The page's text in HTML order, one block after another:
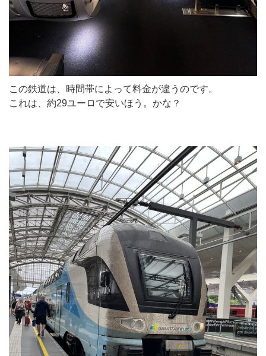
この鉄道は、時間帯によって料金が違うのです。
これは、約29ユーロで安いほう。かな？